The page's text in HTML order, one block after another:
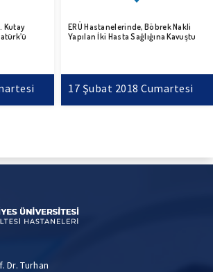
Hastanelerinde, Böbrek Nakli
İki Hasta Sağlığına Kavuştu
Şubat 2018 Cumartesi
Erciyes Organ
17 Şubat
Dr. Turhan